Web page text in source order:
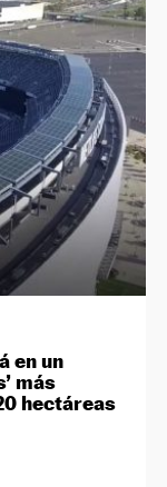
en un
más
hectáreas